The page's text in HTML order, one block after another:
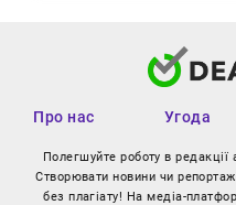
Про нас Угода
Полегшуйте роботу в
Створювати новини чи
без плагіату! На медіа-